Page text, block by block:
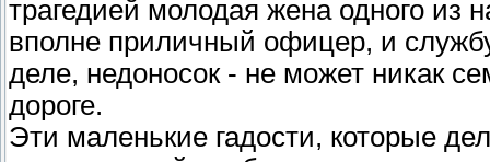
трагедией молодая жена одного
вполне приличный офицер, и
деле, недоносок - не может никак
дороге.
Эти маленькие гадости, которые